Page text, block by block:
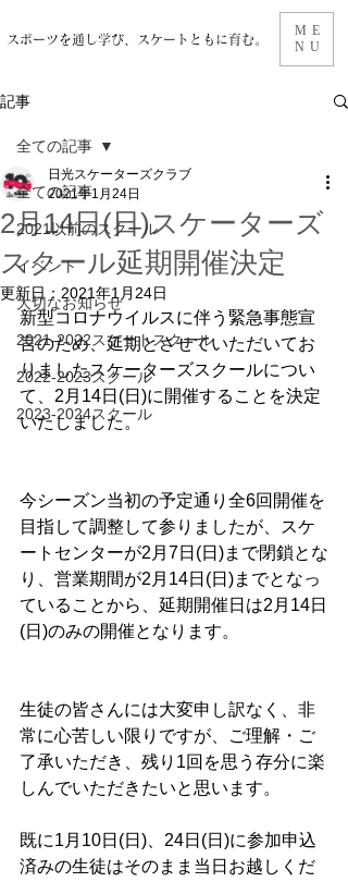
スポーツを通し学び、スケートともに育む。
ME
NU
記事
全ての記事
2021以前のスクール
イベント
大切なお知らせ
2021-2022スケートスクール
2022-2023スクール
2023-2024スクール
全ての記事
2月14日(日)スケーターズ
スクール延期開催決定
日光スケーターズクラブ
2021年1月24日
更新日： 2021年1月24日
新型コロナウイルスに伴う緊急事態宣
言のため、延期とさせていただいてお
りましたスケーターズスクールについ
て、2月14日(日)に開催することを決定
いたしました。
今シーズン当初の予定通り全6回開催を
目指して調整して参りましたが、スケ
ートセンターが2月7日(日)まで閉鎖とな
り、営業期間が2月14日(日)までとなっ
ていることから、延期開催日は2月14日
(日)のみの開催となります。
生徒の皆さんには大変申し訳なく、非
常に心苦しい限りですが、ご理解・ご
了承いただき、残り1回を思う存分に楽
しんでいただきたいと思います。
既に1月10日(日)、24日(日)に参加申込
済みの生徒はそのまま当日お越しくだ